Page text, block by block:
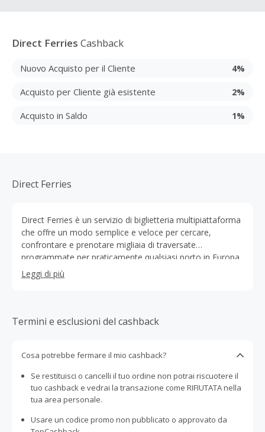
Direct Ferries Cashback
Nuovo Acquisto per il Cliente 4%
Acquisto per Cliente già esistente 2%
Acquisto in Saldo 1%
Direct Ferries
Direct Ferries è un servizio di biglietteria multipiattaforma
che offre un modo semplice e veloce per cercare,
confrontare e prenotare migliaia di traversate
programmate per praticamente qualsiasi porto in Europa
e Africa, nonché per molti porti in tutto il mondo. Fondata
nel 1999, Direct Ferries offre il portafoglio più completo
selezionati, tra cui alloggio, biglietti ferroviari e copertura
ogni sforzo per garantire che il sito web sia veloce, facile
bisogno per pianificare il prossimo viaggio, comprese le
guide della compagnia di traghetti, delle rotte e dei porti
con recensioni approfondite sulle navi dei viaggiatori
precedenti. Con un collegamento diretto ai sistemi di
Leggi di più
Termini e esclusioni del cashback
Cosa potrebbe fermare il mio cashback?
Se restituisci o cancelli il tuo ordine non potrai riscuotere il
tuo cashback e vedrai la transazione come RIFIUTATA nella
tua area personale.
Usare un codice promo non pubblicato o approvato da